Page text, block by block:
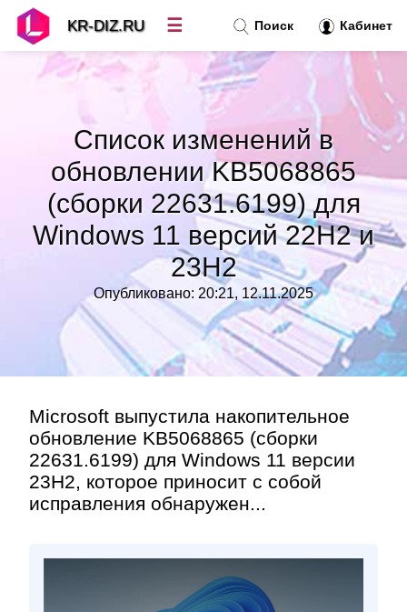
Список изменений в
обновлении KB5068865
(сборки 22631.6199) для
Windows 11 версий 22H2 и
23H2
Опубликовано: 20:21, 12.11.2025
Microsoft выпустила накопительное
обновление KB5068865 (сборки
22631.6199) для Windows 11 версии
23H2, которое приносит с собой
исправления обнаружен...
Поиск Кабинет
KR-DIZ.RU ☰
Топ новостей »
Рубрики»
Контакт»